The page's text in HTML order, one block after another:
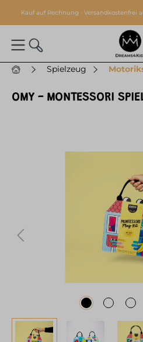
springen
Kauf auf Rechnung · Versandkostenfrei
Spielzeug
OMY - MONTESSORI